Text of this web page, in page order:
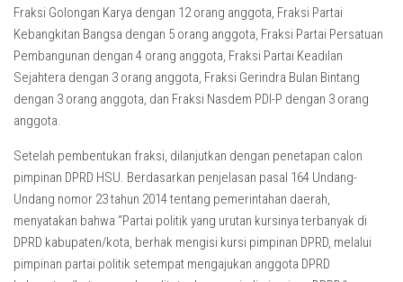
Fraksi Golongan Karya dengan 12 orang anggota, Fraksi Partai
Kebangkitan Bangsa dengan 5 orang anggota, Fraksi Partai Persatuan
Pembangunan dengan 4 orang anggota, Fraksi Partai Keadilan
Sejahtera dengan 3 orang anggota, Fraksi Gerindra Bulan Bintang
dengan 3 orang anggota, dan Fraksi Nasdem PDI-P dengan 3 orang
anggota.
Setelah pembentukan fraksi, dilanjutkan dengan penetapan calon
pimpinan DPRD HSU. Berdasarkan penjelasan pasal 164 Undang-
Undang nomor 23 tahun 2014 tentang pemerintahan daerah,
menyatakan bahwa “Partai politik yang urutan kursinya terbanyak di
DPRD kabupaten/kota, berhak mengisi kursi pimpinan DPRD, melalui
pimpinan partai politik setempat mengajukan anggota DPRD